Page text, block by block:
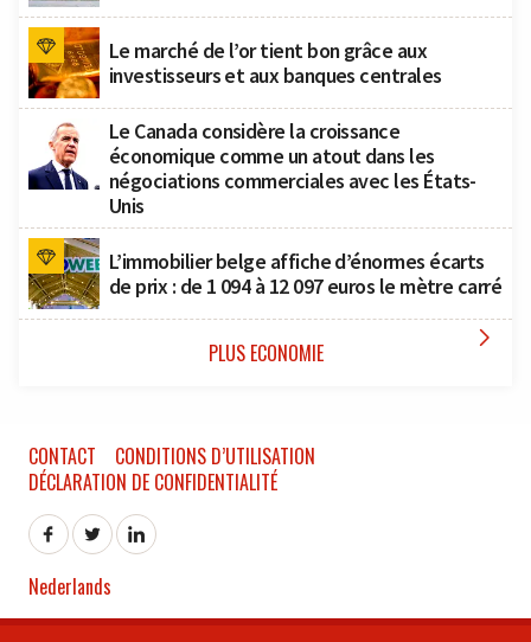
Le marché de l’or tient bon grâce aux
investisseurs et aux banques centrales
Le Canada considère la croissance
économique comme un atout dans les
négociations commerciales avec les États-
Unis
L’immobilier belge affiche d’énormes écarts
de prix : de 1 094 à 12 097 euros le mètre carré
PLUS ECONOMIE 
CONTACT
CONDITIONS D’UTILISATION
DÉCLARATION DE CONFIDENTIALITÉ
Nederlands